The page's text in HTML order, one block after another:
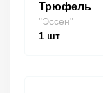
Трюфель
"Эссен"
1 шт